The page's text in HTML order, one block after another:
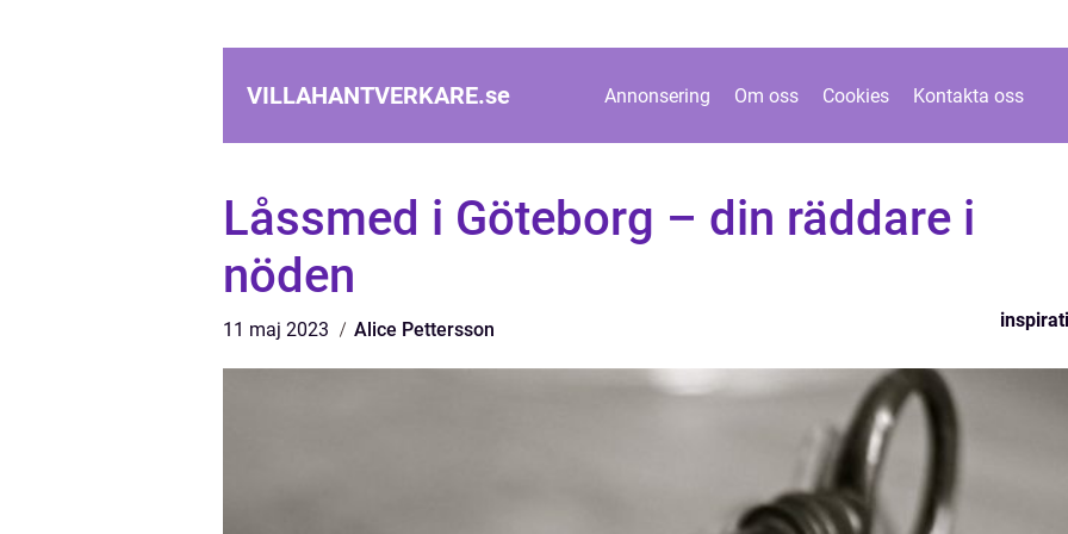
VILLAHANTVERKARE.se Annonsering Om oss Cookies Kontakta oss
Låssmed i Göteborg – din räddare i
nöden
11 maj 2023 Alice Pettersson